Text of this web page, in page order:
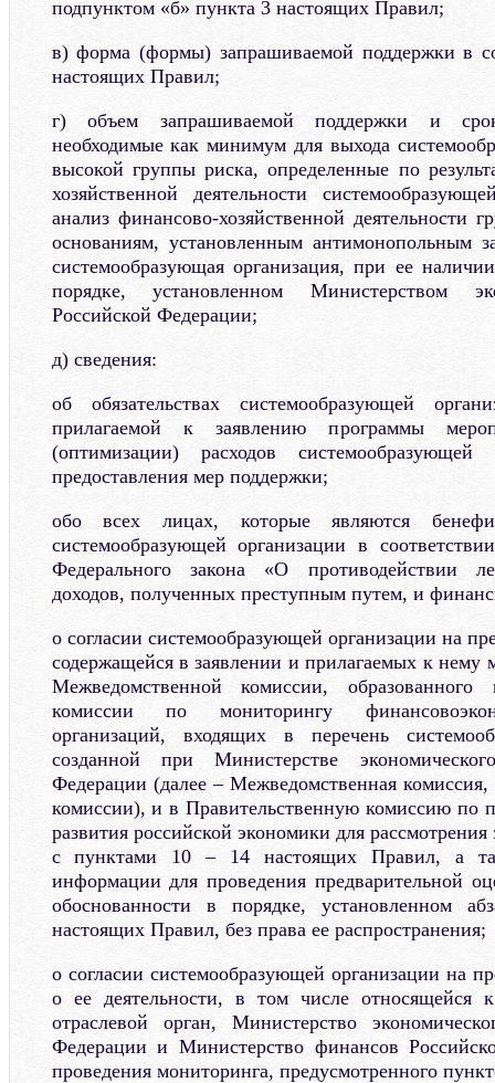
подпунктом «б» пункта 3 настоящих Правил;
в) форма (формы) запрашиваемой поддержки в
настоящих Правил;
г) объем запрашиваемой поддержки и
необходимые как минимум для выхода
высокой группы риска, определенные по
хозяйственной деятельности
анализ финансово-хозяйственной деятельности
основаниям, установленным антимонопольным
системообразующая организация, при ее
порядке, установленном Министерством
Российской Федерации;
д) сведения:
об обязательствах системообразующей
прилагаемой к заявлению программы
(оптимизации) расходов
предоставления мер поддержки;
обо всех лицах, которые являются
системообразующей организации в
Федерального закона «О противодействии
доходов, полученных преступным путем, и
о согласии системообразующей организации на
содержащейся в заявлении и прилагаемых к нему
Межведомственной комиссии,
комиссии по мониторингу
организаций, входящих в перечень
созданной при Министерстве
Федерации (далее – Межведомственная
комиссии), и в Правительственную комиссию по
развития российской экономики для рассмотрения
с пунктами 10 – 14 настоящих Правил, а
информации для проведения предварительной
обоснованности в порядке, установленном
настоящих Правил, без права ее распространения;
о согласии системообразующей организации на
о ее деятельности, в том числе относящейся
отраслевой орган, Министерство
Федерации и Министерство финансов
проведения мониторинга, предусмотренного